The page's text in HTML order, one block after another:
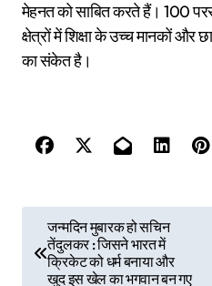
मेहनत को साबित करते हैं। 100
क्षेत्रों में शिक्षा के उच्च मानकों और
का संकेत है।
o
जन्मदिन मुबारक हो सचिन
तेंदुलकर : जिसने भारत में
क्रिकेट को धर्म बनाया और
खुद इस खेल का भगवान बन गए